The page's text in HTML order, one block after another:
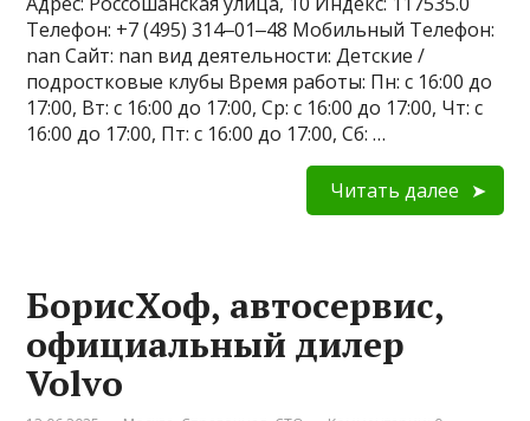
Телефон: +7 (495) 314‒01‒48 Мобильный Телефон:
nan Сайт: nan вид деятельности: Детские /
подростковые клубы Время работы: Пн: с 16:00 до
17:00, Вт: с 16:00 до 17:00, Ср: с 16:00 до 17:00, Чт: с
16:00 до 17:00, Пт: с 16:00 до 17:00, Сб: …
Читать далее
БорисХоф, автосервис,
официальный дилер
Volvo